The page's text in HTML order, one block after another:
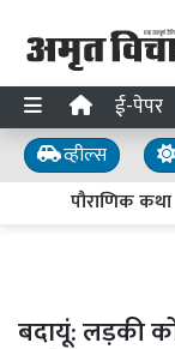
ई-पेपर
व्हील्स
पौराणिक कथा
बदायूं: लड़की